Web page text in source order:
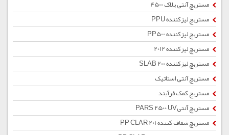
مستربچ آنتی بلاک 4500
مستربچ لیزکننده PPU
مستربچ لیزکننده PP500
مستربچ لیزکننده 2012
مستربچ لیزکننده SLAB 200
مستربچ آنتی استاتیک
مستربچ کمک فرآیند
مستربچ آنتیPARS 2500 UV
مستربچ شفاف کننده PP CLAR 201